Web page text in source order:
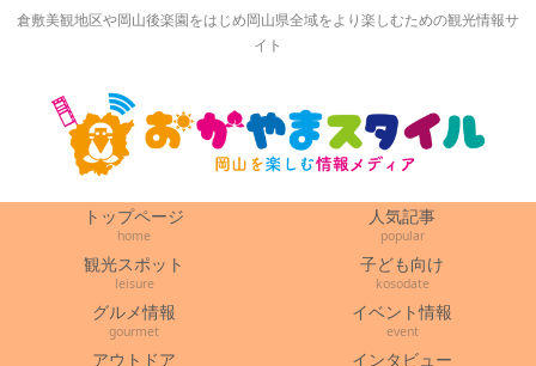
倉敷美観地区や岡山後楽園をはじめ岡山県全域をより楽しむための観光情報サ
イト
トップページ
home
人気記事
popular
観光スポット
leisure
子ども向け
kosodate
グルメ情報
gourmet
イベント情報
event
アウトドア インタビュー